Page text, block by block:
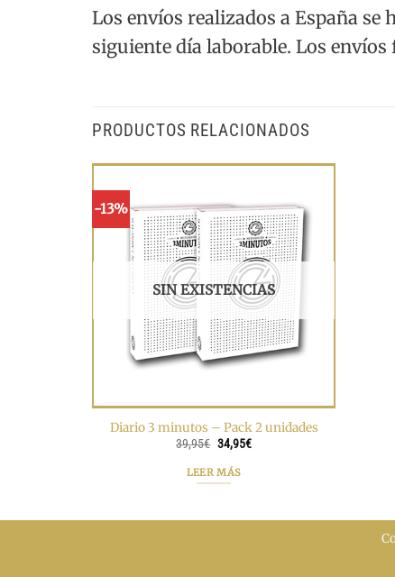
Los envíos realizados a España se
siguiente día laborable. Los envíos
PRODUCTOS RELACIONADOS
-13%
SIN EXISTENCIAS
Diario 3 minutos – Pack 2 unidades
39,95€ El
precio
original
era:
34,95€El
LEER MÁS